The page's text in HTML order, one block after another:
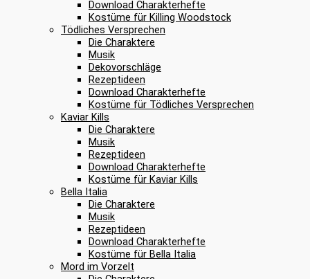
Download Charakterhefte
Kostüme für Killing Woodstock
Tödliches Versprechen
Die Charaktere
Musik
Dekovorschläge
Rezeptideen
Download Charakterhefte
Kostüme für Tödliches Versprechen
Kaviar Kills
Die Charaktere
Musik
Rezeptideen
Download Charakterhefte
Kostüme für Kaviar Kills
Bella Italia
Die Charaktere
Musik
Rezeptideen
Download Charakterhefte
Kostüme für Bella Italia
Mord im Vorzelt